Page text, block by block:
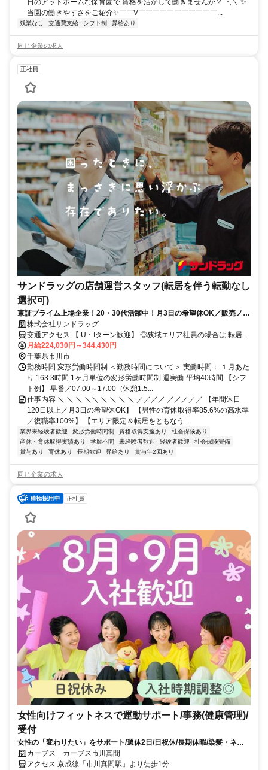
日のアットホームな保育園で 資格を活かして働きませんか？ ⋱＼ ✨️
当園の働きやすさをご紹介✨️ ​￣￣V￣￣￣￣￣￣￣￣￣￣￣...
残業なし 交通費支給 シフト制 昇給あり
同じ企業の求人
正社員
サンドラッグの店舗運営スタッフ(転居を伴う転勤なし
選択可)
東証プライム上場企業！20・30代活躍中！月3日の希望休OK／販売ノル
マなし／年収例32歳SV816万円／販促企画～商品管理など店舗運営がメ
インの仕事
株式会社サンドラッグ
交通アクセス 【 U・Iターン歓迎】 ◎狭域エリア社員の場合は 転居を
伴う転勤はありません。 ◎マイカー通勤OK
月給224,030円～344,430円
千葉県市川市
勤務時間 変形労働時間制 ＜勤務時間について＞ 実働時間： １月あた
り 163.3時間 1ヶ月単位の変形労働時間制 週実働 平均40時間 【シフ
ト例】 早番／07:00～17:00（休憩1.5...
仕事内容 ＼ ＼ ＼ ＼＼ ＼ ＼ ＼ ＼ ／／／／ ／／／／／ 【年間休日
120日以上／月3日の希望休OK】 【男性の育休取得率85.6%の高水準
／復職率100%】 【エリア限定＆転居をともなう...
業界未経験者歓迎 変形労働時間制 資格取得支援あり
社会保険あり
産休・育休取得実績あり
学歴不問 未経験者歓迎 経験者歓迎
社会保険完備
賞与あり
育休あり 長期歓迎 昇給あり 賞与年2回あり
同じ企業の求人
正社員
女性向けフィットネスで運動サポート/事務(健康管理)/
受付
女性の「変わりたい」をサポート/週休2日/日祝休/長期休暇/染髪・ネイ
ルOK※規定内
カーブス カーブス市川真間
アクセス 京成線「市川真間駅」より徒歩1分